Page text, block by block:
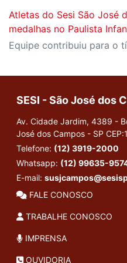
Atletas do Sesi São José
medalhas no Paulista
SESI - São José dos
Av. Cidade Jardim, 4389 -
José dos Campos - SP
Telefone: (12) 3919-2000
Whatsapp: (12) 99635-
E-mail:
FALE CONOSCO
TRABALHE CONOSCO
IMPRENSA
OUVIDORIA